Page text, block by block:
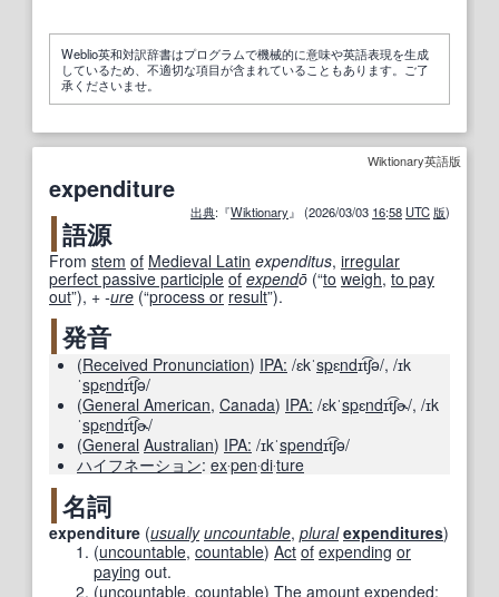
Weblio英和対訳辞書はプログラムで機械的に意味や英語表現を生成
しているため、不適切な項目が含まれていることもあります。ご了
承くださいませ。
Wiktionary英語版
expenditure
出典:『Wiktionary』 (2026/03/03 16:58 UTC 版)
語源
From stem of Medieval Latin expenditus, irregular
perfect passive participle of expendō (“to weigh, to pay
out”), +‎ -ure (“process or result”).
発音
(Received Pronunciation) IPA: /ɛkˈspɛndɪt͡ʃə/, /ɪk
ˈspɛndɪt͡ʃə/
(General American, Canada) IPA: /ɛkˈspɛndɪt͡ʃɚ/, /ɪk
ˈspɛndɪt͡ʃɚ/
(General Australian) IPA: /ɪkˈspendɪt͡ʃə/
ハイフネーション: ex‧pen‧di‧ture
名詞
expenditure (usually uncountable, plural expenditures)
(uncountable, countable) Act of expending or
paying out.
(uncountable, countable) The amount expended;